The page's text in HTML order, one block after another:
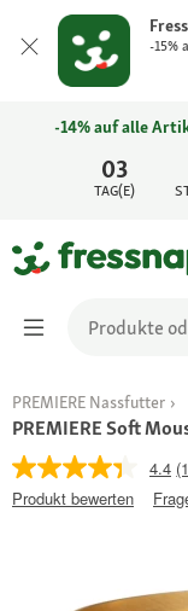
-15%
03
TAG(E)
-14% auf alle
PREMIERE Nassfutter
PREMIERE Soft
4.4
Produkt bewerten